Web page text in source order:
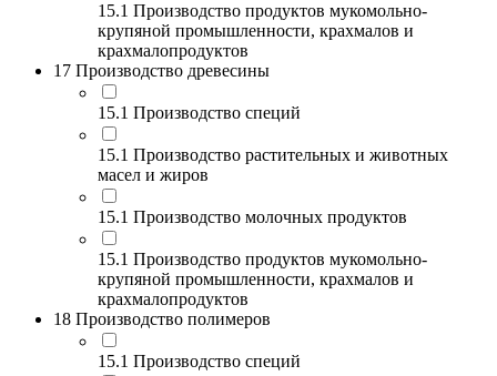
15.1 Производство продуктов мукомольно-
крупяной промышленности, крахмалов и
крахмалопродуктов
17 Производство древесины
15.1 Производство специй
15.1 Производство растительных и животных
масел и жиров
15.1 Производство молочных продуктов
15.1 Производство продуктов мукомольно-
крупяной промышленности, крахмалов и
крахмалопродуктов
18 Производство полимеров
15.1 Производство специй